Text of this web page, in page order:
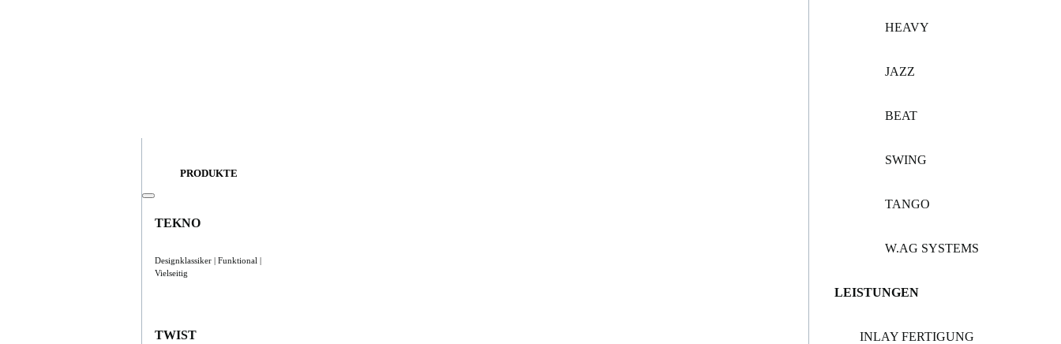
PRODUKTE
TEKNO
Designklassiker | Funktional |
Vielseitig
TWIST
HEAVY
JAZZ
BEAT
SWING
TANGO
W.AG SYSTEMS
LEISTUNGEN
INLAY FERTIGUNG